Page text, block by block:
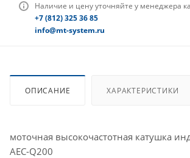
Наличие и цену уточняйте у менеджера
+7 (812) 325 36 85
info@mt-system.ru
ОПИСАНИЕ ХАРАКТЕРИСТИКИ
моточная высокочастотная катушка
AEC-Q200